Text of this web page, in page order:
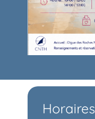
Horaires